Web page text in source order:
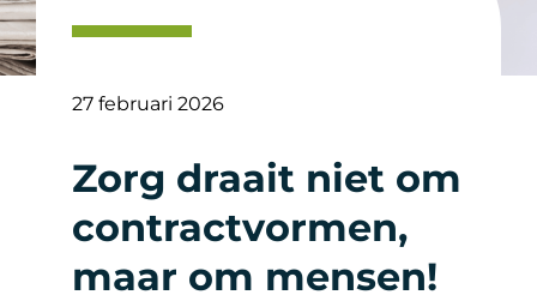
27 februari 2026
Zorg draait niet om
contractvormen,
maar om mensen!